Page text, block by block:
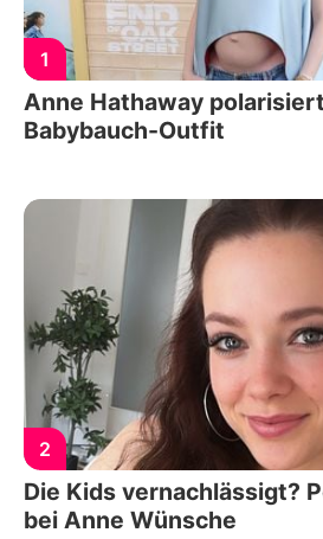
1
Anne Hathaway
Babybauch-Outfit
2
Die Kids vernachlässigt?
bei Anne Wünsche